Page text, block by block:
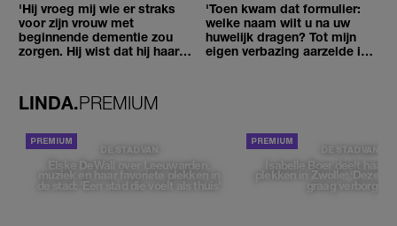
'Hij vroeg mij wie er straks
voor zijn vrouw met
beginnende dementie zou
zorgen. Hij wist dat hij haar
'Toen kwam dat formulier:
welke naam wilt u na uw
huwelijk dragen? Tot mijn
eigen verbazing aarzelde ik
LINDA.PREMIUM
DE STAD VAN
Elske DeWall over Leeuwarden,
muziek en haar favoriete plekken in
de stad: 'Een stad die voelt als thuis'
DE STAD VAN
Isabelle Boer deelt haar
plekken in Zwolle: 'Deze
graag verborgen'